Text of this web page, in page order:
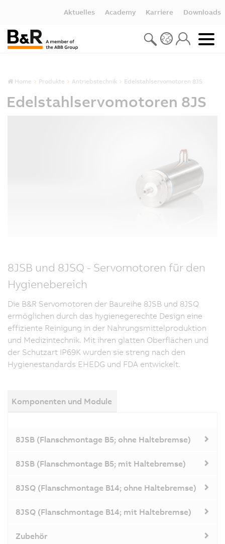
Aktuelles Academy Karriere Downloads
Home Produkte Antriebstechnik Edelstahlservomotoren 8JS
Edelstahlservomotoren 8JS
8JSB und 8JSQ - Servomotoren für den
Hygienebereich
Die B&R Servomotoren der Baureihe 8JSB und 8JSQ
ermöglichen durch das hygienegerechte Design eine
effiziente Reinigung in der Nahrungsmittelproduktion
und Medizintechnik. Mit ihren glatten Oberflächen und
der Schutzart IP69K wurden sie streng nach den
Hygienestandards EHEDG und FDA entwickelt.
Komponenten und Module
8JSB (Flanschmontage B5; ohne Haltebremse)
8JSB (Flanschmontage B5; mit Haltebremse)
8JSQ (Flanschmontage B14; ohne Haltebremse)
8JSQ (Flanschmontage B14; mit Haltebremse)
Zubehör